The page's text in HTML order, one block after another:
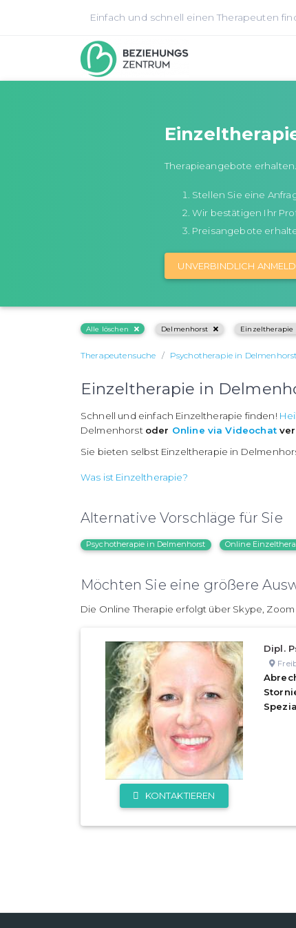
Einfach und schnell einen Therapeuten
Therapieangebote erhalten.
Stellen Sie eine
Wir bestätigen Ihr
Preisangebote
UNVERBINDLICH
Alle löschen Delmenhorst Einzeltherapie
Therapeutensuche Psychotherapie in Delmenhorst
Einzeltherapie in
Schnell und einfach Einzeltherapie finden!
Delmenhorst oder Online via Videochat
Sie bieten selbst Einzeltherapie in
Was ist Einzeltherapie?
Alternative Vorschläge für Sie
Psychotherapie in Delmenhorst Online
Möchten Sie eine größere
Die Online Therapie erfolgt über Skype,
KONTAKTIEREN
Dipl.